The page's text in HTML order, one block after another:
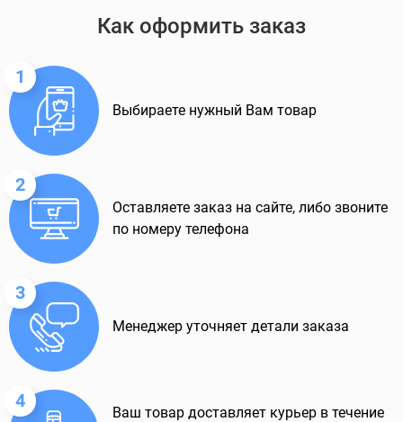
Как оформить заказ
1
Выбираете нужный Вам товар
2
Оставляете заказ на сайте, либо звоните
по номеру телефона
3
Менеджер уточняет детали заказа
4
Ваш товар доставляет курьер в течение